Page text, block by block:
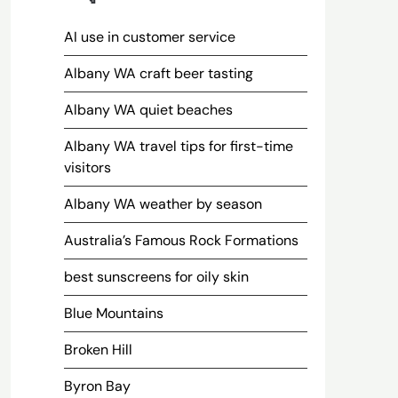
AI use in customer service
Albany WA craft beer tasting
Albany WA quiet beaches
Albany WA travel tips for first-time
visitors
Albany WA weather by season
Australia’s Famous Rock Formations
best sunscreens for oily skin
Blue Mountains
Broken Hill
Byron Bay